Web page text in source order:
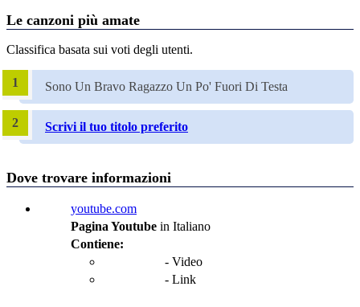
Le canzoni più amate
Classifica basata sui voti degli utenti.
Sono Un Bravo Ragazzo Un Po' Fuori Di Testa
Scrivi il tuo titolo preferito
Dove trovare informazioni
youtube.com
Pagina Youtube in Italiano
Contiene:
- Video
- Link